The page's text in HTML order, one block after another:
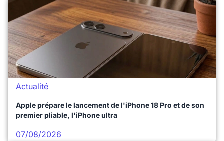
Actualité
Apple prépare le lancement de l'iPhone 18 Pro et de son
premier pliable, l'iPhone ultra
07/08/2026